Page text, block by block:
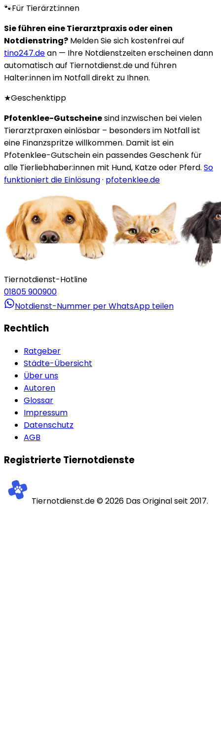
🐾Für Tierärzt:innen
Sie führen eine Tierarztpraxis oder einen
Notdienstring? Melden Sie sich kostenfrei auf
tino247.dean — Ihre Notdienstzeiten erscheinen dann
automatisch auf Tiernotdienst.de und führen
Halter:innen im Notfall direkt zu Ihnen.
★Geschenktipp
Pfotenklee-Gutscheinesind inzwischen bei vielen
Tierarztpraxen einlösbar – besonders im Notfall ist
eine Finanzspritze willkommen. Damit ist ein
Pfotenklee-Gutschein ein passendes Geschenk für
alle Tierliebhaber:innen mit Hund, Katze oder Pferd. So
funktioniert die Einlösung· pfotenklee.de
Tiernotdienst-Hotline
01805 900900
Notdienst-Nummer per WhatsApp teilen
Rechtlich
Ratgeber
Städte-Übersicht
Über uns
Autoren
Glossar
Impressum
Datenschutz
AGB
Registrierte Tiernotdienste
Tiernotdienst.de ©2026 Das Original seit 2017.